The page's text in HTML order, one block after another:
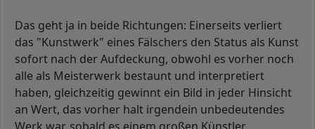
Das geht ja in beide Richtungen: Einerseits verliert
das "Kunstwerk" eines Fälschers den Status als Kunst
sofort nach der Aufdeckung, obwohl es vorher noch
alle als Meisterwerk bestaunt und interpretiert
haben, gleichzeitig gewinnt ein Bild in jeder Hinsicht
an Wert, das vorher halt irgendein unbedeutendes